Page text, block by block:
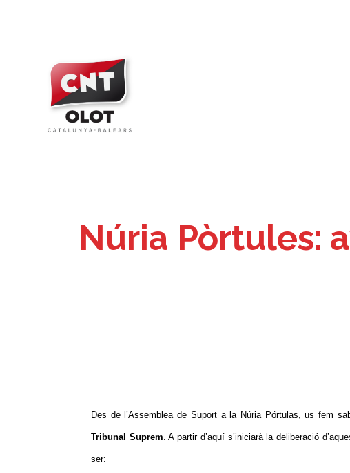
Núria Pòrtules:
Des de l’Assemblea de Suport a la Núria Pórtulas, us fem
Tribunal Suprem. A partir d’aquí s’iniciarà la deliberació
ser: